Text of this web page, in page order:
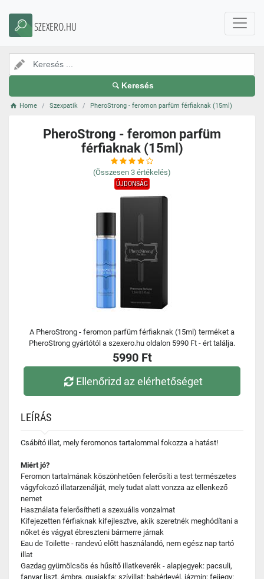
SZEXERO.HU
Keresés
Home Szexpatik PheroStrong - feromon parfüm férfiaknak (15ml)
PheroStrong - feromon parfüm
férfiaknak (15ml)
(Összesen 3 értékelés)
ÚJDONSÁG
A PheroStrong - feromon parfüm férfiaknak (15ml) terméket a
PheroStrong gyártótól a szexero.hu oldalon 5990 Ft - ért találja.
5990 Ft
Ellenőrizd az elérhetőséget
LEÍRÁS
Csábító illat, mely feromonos tartalommal fokozza a hatást!
Miért jó?
Feromon tartalmának köszönhetően felerősíti a test természetes
vágyfokozó illatarzenálját, mely tudat alatt vonzza az ellenkező
nemet
Használata felerősítheti a szexuális vonzalmat
Kifejezetten férfiaknak kifejlesztve, akik szeretnék meghódítani a
nőket és vágyat ébreszteni bármerre járnak
Eau de Toilette - randevú előtt használandó, nem egész nap tartó
illat
Gazdag gyümölcsös és hűsítő illatkeverék - alapjegyek: pacsuli,
fanyar liszt, ámbra, guajakfa; szívillat: babérlevél, jázmin; fejjegy: